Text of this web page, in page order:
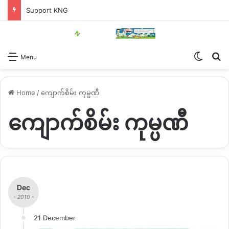
Support KNG
Menu
Home /ကျောက်စိမ်း ကုမ္ပဏီ
ကျောက်စိမ်း ကုမ္ပဏီ
Dec
- 2010 -
21 December